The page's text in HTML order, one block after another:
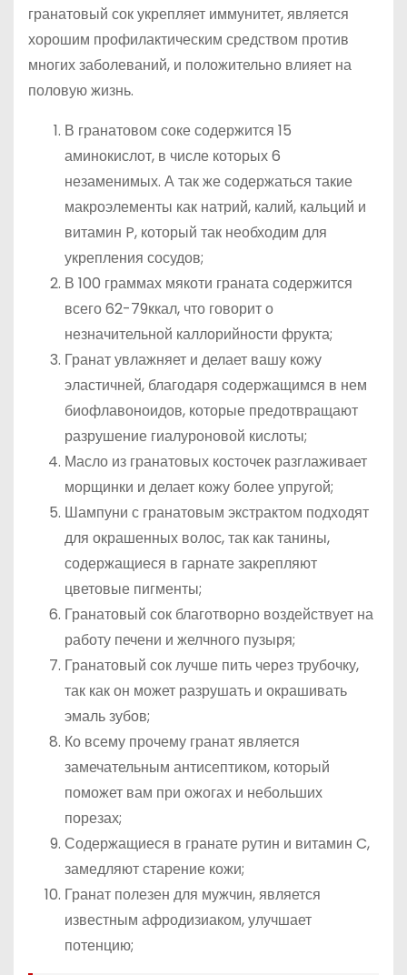
гранатовый сок укрепляет иммунитет, является
хорошим профилактическим средством против
многих заболеваний, и положительно влияет на
половую жизнь.
В гранатовом соке содержится 15
аминокислот, в числе которых 6
незаменимых. А так же содержаться такие
макроэлементы как натрий, калий, кальций и
витамин P, который так необходим для
укрепления сосудов;
В 100 граммах мякоти граната содержится
всего 62-79ккал, что говорит о
незначительной каллорийности фрукта;
Гранат увлажняет и делает вашу кожу
эластичней, благодаря содержащимся в нем
биофлавоноидов, которые предотвращают
разрушение гиалуроновой кислоты;
Масло из гранатовых косточек разглаживает
морщинки и делает кожу более упругой;
Шампуни с гранатовым экстрактом подходят
для окрашенных волос, так как танины,
содержащиеся в гарнате закрепляют
цветовые пигменты;
Гранатовый сок благотворно воздействует на
работу печени и желчного пузыря;
Гранатовый сок лучше пить через трубочку,
так как он может разрушать и окрашивать
эмаль зубов;
Ко всему прочему гранат является
замечательным антисептиком, который
поможет вам при ожогах и небольших
порезах;
Содержащиеся в гранате рутин и витамин C,
замедляют старение кожи;
Гранат полезен для мужчин, является
известным афродизиаком, улучшает
потенцию;